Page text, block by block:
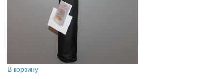
В корзину